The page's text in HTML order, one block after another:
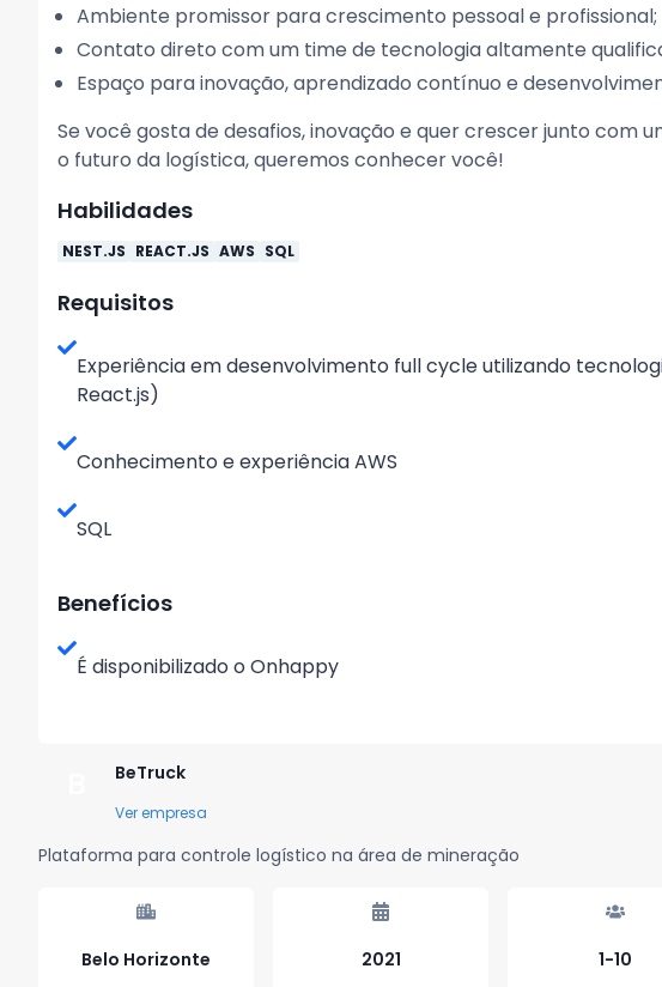
Ambiente promissor para crescimento pessoal e profissional;
Contato direto com um time de tecnologia altamente
Espaço para inovação, aprendizado contínuo e
Se você gosta de desafios, inovação e quer crescer junto com
o futuro da logística, queremos conhecer você!
Habilidades
NEST.JS REACT.JS AWS SQL
Requisitos
Experiência em desenvolvimento full cycle utilizando
React.js)
Conhecimento e experiência AWS
SQL
Benefícios
É disponibilizado o Onhappy
BeTruck
Ver empresa
Plataforma para controle logístico na área de mineração
Belo Horizonte 2021 1-10